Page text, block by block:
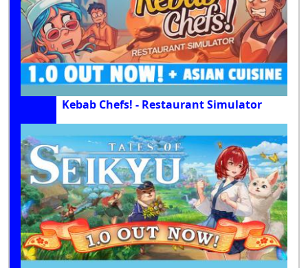
Kebab Chefs! - Restaurant Simulator